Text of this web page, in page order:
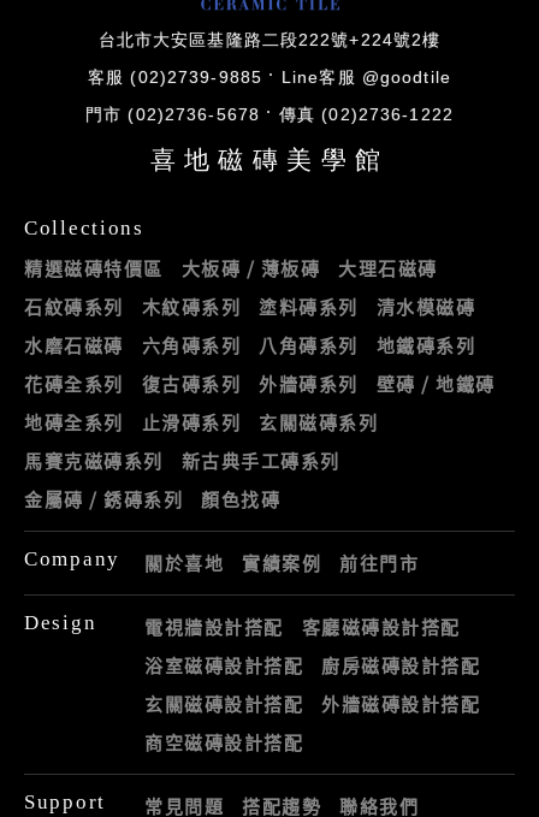
台北市大安區基隆路二段222號+224號2樓
客服 (02)2739-9885 Line客服 @goodtile
門市 (02)2736-5678 傳真 (02)2736-1222
喜地磁磚美學館
Collections
精選磁磚特價區 大板磚 / 薄板磚
大理石磁磚
石紋磚系列
木紋磚系列 塗料磚系列
清水模磁磚
水磨石磁磚
六角磚系列 八角磚系列
地鐵磚系列
花磚全系列
復古磚系列 外牆磚系列
壁磚 / 地鐵磚
地磚全系列
止滑磚系列
玄關磁磚系列
馬賽克磁磚系列
新古典手工磚系列
金屬磚 / 銹磚系列
顏色找磚
Company 關於喜地 實績案例 前往門市
Design 電視牆設計搭配
客廳磁磚設計搭配
浴室磁磚設計搭配
廚房磁磚設計搭配
玄關磁磚設計搭配
外牆磁磚設計搭配
商空磁磚設計搭配
Support 常見問題 搭配趨勢 聯絡我們